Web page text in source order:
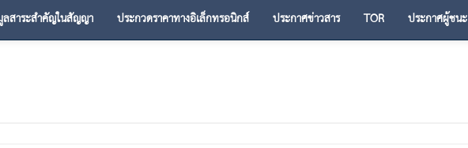
สาระสำคัญในสัญญา ประกวดราคาทางอิเล็กทรอนิกส์ ประกาศข่าวสาร TOR ประกาศผู้ชนะ